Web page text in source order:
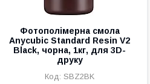
Фотополімерна смола
Anycubic Standard Resin V2
Black, чорна, 1кг, для 3D-
друку
SBZ2BK